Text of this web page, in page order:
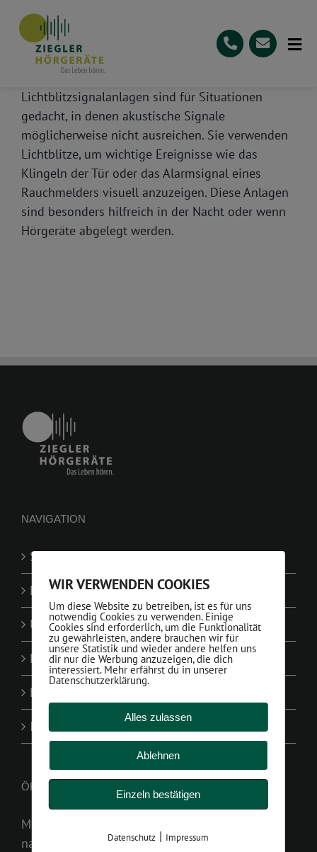
content
Startseite
Leistungen
Über
Bewertungen
0721 94 54 54 40
Lichtblitzsignalanlagen sind für Situationen
gedacht, in denen akustische Signale
möglicherweise nicht ausreichen. Sie verwenden
Lichtblitze, um wichtige Ereignisse wie das
Klingeln der Tür oder das Alarmsignal eines
Rauchmelders visuell anzuzeigen. Diese Anlagen
sind besonders hilfreich in der Nacht oder wenn
Hörgeräte abgelegt werden.
NAVIGATION
Startseite
Leistungen
Über
Kontakt
Datenschutzerklärung
Impressum
ÖFFNUNGZEITEN
Montag bis Samstag
nach Terminvereinbarung
WIR VERWENDEN COOKIES
Um diese Website zu betreiben, ist es für uns
notwendig Cookies zu verwenden. Einige
Cookies sind erforderlich, um die Funktionalität
zu gewährleisten, andere brauchen wir für
unsere Statistik und wieder andere helfen uns
dir nur die Werbung anzuzeigen, die dich
interessiert. Mehr erfährst du in unserer
Datenschutzerklärung.
Alles zulassen
Ablehnen
Einzeln bestätigen
Datenschutz | Impressum